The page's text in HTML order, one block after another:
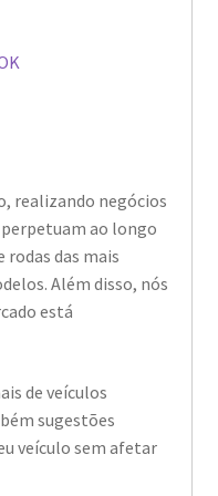
realizando negócios
ao longo
rodas das mais
Além disso, nós
está
de veículos
sugestões
veículo sem afetar